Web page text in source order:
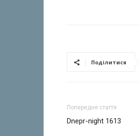
Поділитися
Попередня стаття
Dnepr-night 1613